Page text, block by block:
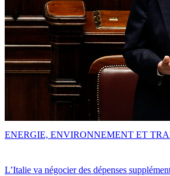
L’Italie va négocier des dépenses
ENERGIE, ENVIRONNEMENT ET